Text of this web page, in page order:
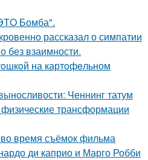
Бомба".
рассказал о симпатии
без взаимности.
на картoфeльном
Ченнинг татум
трансформации
время съёмок фильма
ди каприо и Марго Робби